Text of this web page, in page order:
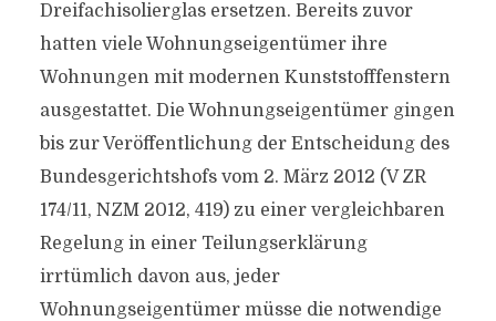
Dreifachisolierglas ersetzen. Bereits zuvor
hatten viele Wohnungseigentümer ihre
Wohnungen mit modernen Kunststofffenstern
ausgestattet. Die Wohnungseigentümer gingen
bis zur Veröffentlichung der Entscheidung des
Bundesgerichtshofs vom 2. März 2012 (V ZR
174/11, NZM 2012, 419) zu einer vergleichbaren
Regelung in einer Teilungserklärung
irrtümlich davon aus, jeder
Wohnungseigentümer müsse die notwendige